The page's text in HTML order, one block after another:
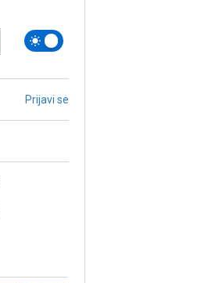
Prijavi se